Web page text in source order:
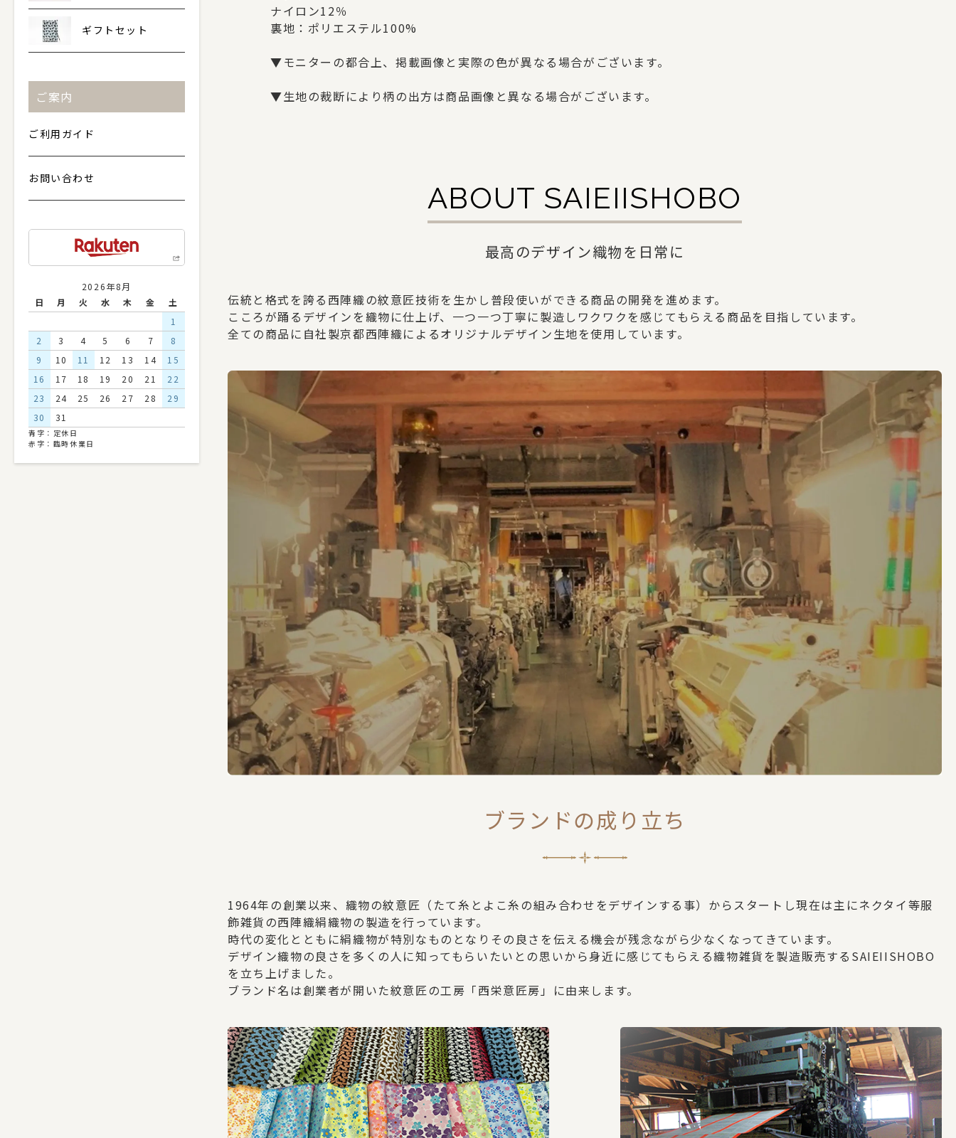
ギフトセット
ご案内
ご利用ガイド
お問い合わせ
2026年8月
日
月 火 水 木 金
土
1
2
3 4 5 6 7
8
9
10 11 12 13 14
15
16
17 18 19 20 21
22
23
24 25 26 27 28
29
30
31
青字：定休日
赤字：臨時休業日
ナイロン12％
裏地：ポリエステル100%
▼モニターの都合上、掲載画像と実際の色が異なる場合がございます。
▼生地の裁断により柄の出方は商品画像と異なる場合がございます。
ABOUT SAIEIISHOBO
最高のデザイン織物を日常に
伝統と格式を誇る西陣織の紋意匠技術を生かし普段使いができる商品の開発を進めます。
こころが踊るデザインを織物に仕上げ、一つ一つ丁寧に製造しワクワクを感じてもらえる商品を目指しています。
全ての商品に自社製京都西陣織によるオリジナルデザイン生地を使用しています。
ブランドの成り立ち
1964年の創業以来、織物の紋意匠（たて糸とよこ糸の組み合わせをデザインする事）からスタートし現在は主にネクタイ等服
飾雑貨の西陣織絹織物の製造を行っています。
時代の変化とともに絹織物が特別なものとなりその良さを伝える機会が残念ながら少なくなってきています。
デザイン織物の良さを多くの人に知ってもらいたいとの思いから身近に感じてもらえる織物雑貨を製造販売するSAIEIISHOBO
を立ち上げました。
ブランド名は創業者が開いた紋意匠の工房「西栄意匠房」に由来します。